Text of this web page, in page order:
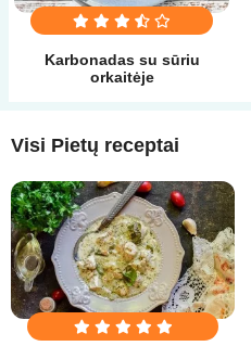
Karbonadas su sūriu
orkaitėje
Visi Pietų receptai